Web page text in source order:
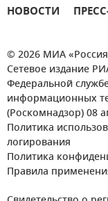
НОВОСТИ
© 2026 МИА «Россия
Сетевое издание
Федеральной
информационных
(Роскомнадзор) 08
Политика
логирования
Политика
Правила